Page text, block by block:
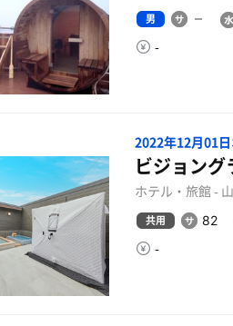
男
-
2022年12月01
ビジョン
ホテル・旅館 -
共用 82
-